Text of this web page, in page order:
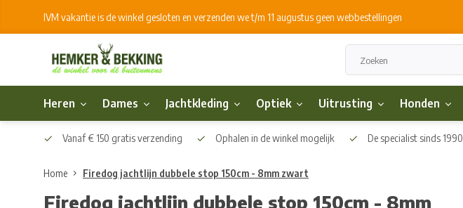
IVM vakantie is de winkel gesloten en verzenden we t/m 11 augustus geen webbestellingen
Heren Dames Jachtkleding Optiek Uitrusting Honden
Vanaf € 150 gratis verzending Ophalen in de winkel mogelijk De specialist sinds 1990
Home Firedog jachtlijn dubbele stop 150cm - 8mm zwart
Firedog jachtlijn dubbele stop 150cm - 8mm